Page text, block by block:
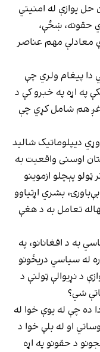
حل یوازې له امنیتي
حقونه، ښځې،
معادلې مهم عناصر
دا پیغام ولري چې
په اړه په خبرو کې د
غږ هم شامل کړي چې
دیپلوماتیک شالید
اوسنی واقعیت به
پېچلو ازموینو
بشري اړتیاوو
تعامل به د هغې
به د افغانانو، په
له سیاسي دریځونو
د نړیوالې ټولنې د
شي؟
دا ده چې له یوې خوا له
او له بلې خوا د
د حقونو په اړه